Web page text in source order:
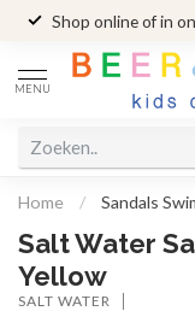
Shop online of in
MENU
Home / Sandals
Salt Water
Yellow
SALT WATER